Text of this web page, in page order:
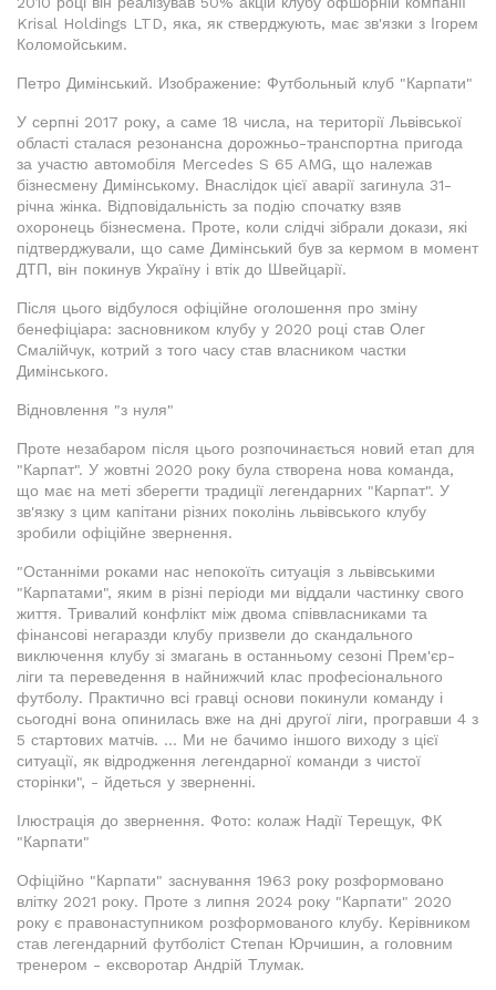
Krisal Holdings LTD, яка, як стверджують, має зв'язки з Ігорем
Коломойським.
Петро Димінський. Изображение: Футбольный клуб "Карпати"
У серпні 2017 року, а саме 18 числа, на території Львівської
області сталася резонансна дорожньо-транспортна пригода
за участю автомобіля Mercedes S 65 AMG, що належав
бізнесмену Димінському. Внаслідок цієї аварії загинула 31-
річна жінка. Відповідальність за подію спочатку взяв
охоронець бізнесмена. Проте, коли слідчі зібрали докази, які
підтверджували, що саме Димінський був за кермом в момент
ДТП, він покинув Україну і втік до Швейцарії.
Після цього відбулося офіційне оголошення про зміну
бенефіціара: засновником клубу у 2020 році став Олег
Смалійчук, котрий з того часу став власником частки
Димінського.
Відновлення "з нуля"
Проте незабаром після цього розпочинається новий етап для
"Карпат". У жовтні 2020 року була створена нова команда,
що має на меті зберегти традиції легендарних "Карпат". У
зв'язку з цим капітани різних поколінь львівського клубу
зробили офіційне звернення.
"Останніми роками нас непокоїть ситуація з львівськими
"Карпатами", яким в різні періоди ми віддали частинку свого
життя. Тривалий конфлікт між двома співвласниками та
фінансові негаразди клубу призвели до скандального
виключення клубу зі змагань в останньому сезоні Прем'єр-
ліги та переведення в найнижчий клас професіонального
футболу. Практично всі гравці основи покинули команду і
сьогодні вона опинилась вже на дні другої ліги, програвши 4 з
5 стартових матчів. ... Ми не бачимо іншого виходу з цієї
ситуації, як відродження легендарної команди з чистої
сторінки", - йдеться у зверненні.
Ілюстрація до звернення. Фото: колаж Надії Терещук, ФК
"Карпати"
Офіційно "Карпати" заснування 1963 року розформовано
влітку 2021 року. Проте з липня 2024 року "Карпати" 2020
року є правонаступником розформованого клубу. Керівником
став легендарний футболіст Степан Юрчишин, а головним
тренером - ексворотар Андрій Тлумак.